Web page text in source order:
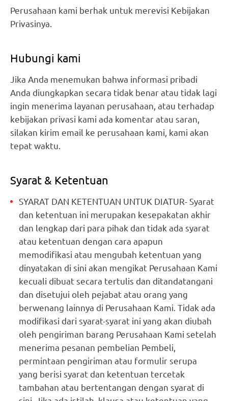
Perusahaan kami berhak untuk merevisi Kebijakan
Privasinya.
Hubungi kami
Jika Anda menemukan bahwa informasi pribadi
Anda diungkapkan secara tidak benar atau tidak lagi
ingin menerima layanan perusahaan, atau terhadap
kebijakan privasi kami ada komentar atau saran,
silakan kirim email ke perusahaan kami, kami akan
tepat waktu.
Syarat & Ketentuan
SYARAT DAN KETENTUAN UNTUK DIATUR- Syarat
dan ketentuan ini merupakan kesepakatan akhir
dan lengkap dari para pihak dan tidak ada syarat
atau ketentuan dengan cara apapun
memodifikasi atau mengubah ketentuan yang
dinyatakan di sini akan mengikat Perusahaan Kami
kecuali dibuat secara tertulis dan ditandatangani
dan disetujui oleh pejabat atau orang yang
berwenang lainnya di Perusahaan Kami. Tidak ada
modifikasi dari syarat-syarat ini yang akan diubah
oleh pengiriman barang Perusahaan Kami setelah
menerima pesanan pembelian Pembeli,
permintaan pengiriman atau formulir serupa
yang berisi syarat dan ketentuan tercetak
tambahan atau bertentangan dengan syarat di